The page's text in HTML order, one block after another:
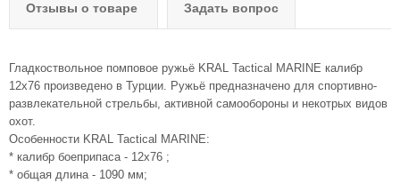
Отзывы о товаре Задать вопрос
Гладкоствольное помповое ружьё KRAL Tactical MARINE калибр
12х76 произведено в Турции. Ружьё предназначено для спортивно-
развлекательной стрельбы, активной самообороны и некотрых видов
охот.
Особенности KRAL Tactical MARINE:
* калибр боеприпаса - 12х76 ;
* общая длина - 1090 мм;